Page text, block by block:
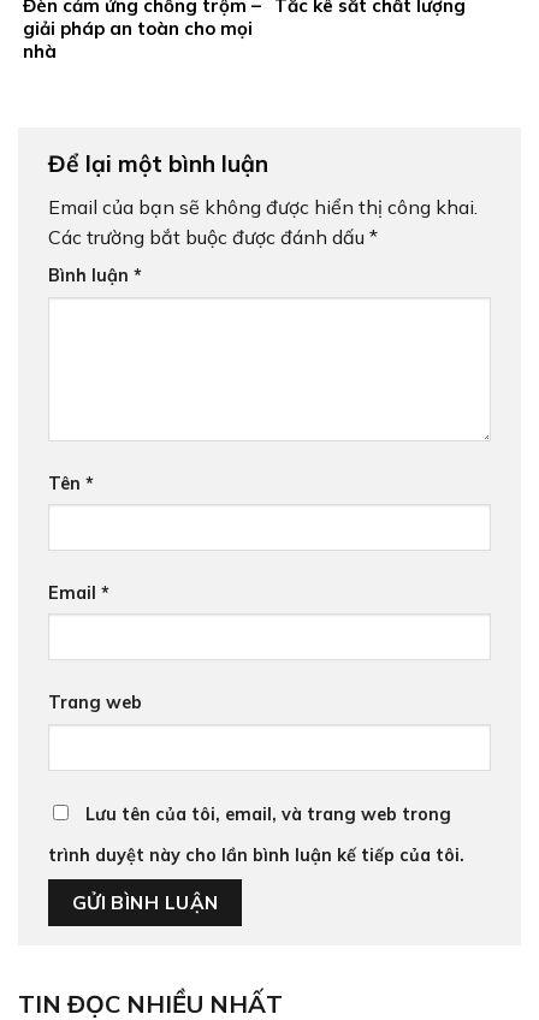
Đèn cảm ứng chống trộm –
giải pháp an toàn cho mọi
nhà
Tắc kê sắt chất lượng
Để lại một bình luận
Email của bạn sẽ không được hiển thị công khai.
Các trường bắt buộc được đánh dấu *
Bình luận *
Tên *
Email *
Trang web
Lưu tên của tôi, email, và trang web trong
trình duyệt này cho lần bình luận kế tiếp của tôi.
TIN ĐỌC NHIỀU NHẤT